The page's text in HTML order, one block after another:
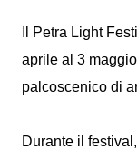
Il Petra Light
aprile al 3
palcoscenico di
Durante il